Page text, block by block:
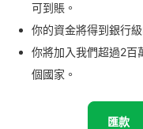
可到賬。
你的資金將得到銀行
你將加入我們超過2百
個國家。
匯款